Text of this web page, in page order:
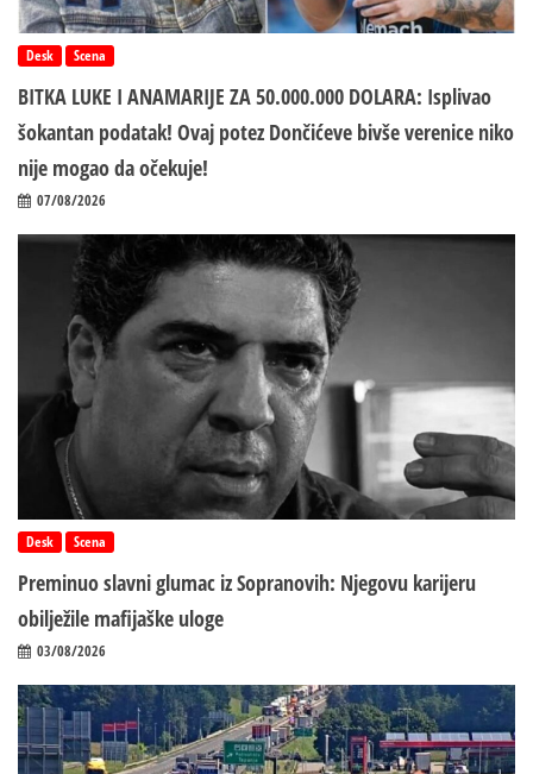
Desk Scena
BITKA LUKE I ANAMARIJE ZA 50.000.000 DOLARA: Isplivao
šokantan podatak! Ovaj potez Dončićeve bivše verenice niko
nije mogao da očekuje!
07/08/2026
Desk Scena
Preminuo slavni glumac iz Sopranovih: Njegovu karijeru
obilježile mafijaške uloge
03/08/2026